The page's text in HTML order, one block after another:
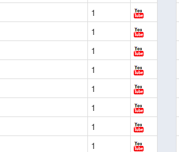
1
1
1
1
1
1
1
1